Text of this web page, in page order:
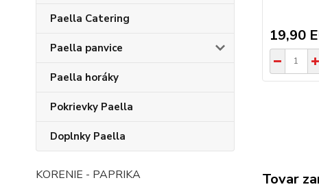
Paella Catering
Paella panvice
Paella horáky
Pokrievky Paella
Doplnky Paella
KORENIE - PAPRIKA
19,90
Tovar